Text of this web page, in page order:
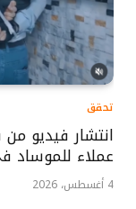
تحقق
انتشار فيديو
عملاء للموساد
4 أغسطس، 2026